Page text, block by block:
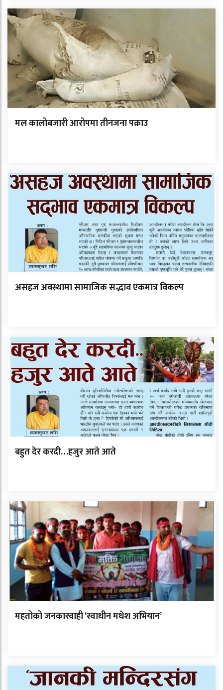
मल कालोबजारी आरोपमा तीनजना पक्राउ
असहज अवस्थामा सामाजिक सद्भाव एकमात्र विकल्प
बहुत देर करदी…हजुर आते आते
महतोको जनकारवाही ‘स्वाधीन मधेश अभियान’